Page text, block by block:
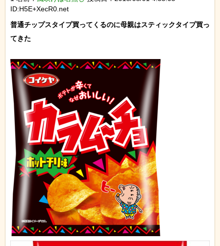
ID:H5E+XecR0.net
普通チップスタイプ買ってくるのに母親はスティックタイプ買っ
てきた